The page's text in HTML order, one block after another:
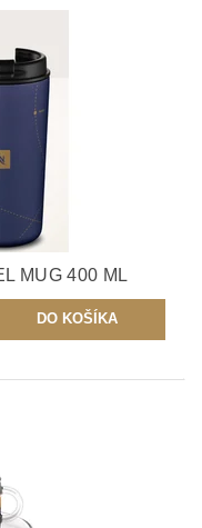
MUG 400 ML